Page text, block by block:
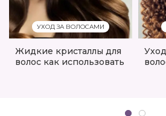
УХОД ЗА ВОЛОСАМИ
Жидкие кристаллы для
волос как использовать